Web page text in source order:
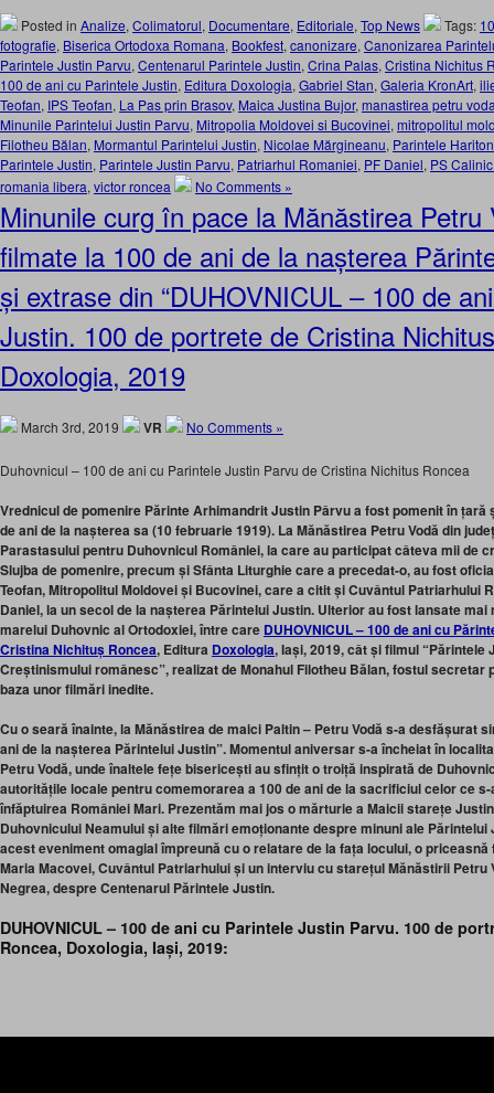
Posted in Analize, Colimatorul, Documentare, Editoriale, Top News Tags:
fotografie, Biserica Ortodoxa Romana, Bookfest, canonizare, Canonizarea
Parintele Justin Parvu, Centenarul Parintele Justin, Crina Palas, Cristina Nichitus
100 de ani cu Parintele Justin, Editura Doxologia, Gabriel Stan, Galeria KronArt,
Teofan, IPS Teofan, La Pas prin Brasov, Maica Justina Bujor, manastirea petru
Minunile Parintelui Justin Parvu, Mitropolia Moldovei si Bucovinei, mitropolitul
Filotheu Bălan, Mormantul Parintelui Justin, Nicolae Mărgineanu, Parintele
Parintele Justin, Parintele Justin Parvu, Patriarhul Romaniei, PF Daniel, PS
romania libera, victor roncea No Comments »
Minunile curg în pace la Mănăstirea Petru
filmate la 100 de ani de la nașterea
și extrase din “DUHOVNICUL – 100 de
Justin. 100 de portrete de Cristina
Doxologia, 2019
March 3rd, 2019 VR No Comments »
Duhovnicul – 100 de ani cu Parintele Justin Parvu de Cristina Nichitus Roncea
Vrednicul de pomenire Părinte Arhimandrit Justin Pârvu a fost pomenit în țară
de ani de la nașterea sa (10 februarie 1919). La Mănăstirea Petru Vodă din
Parastasului pentru Duhovnicul României, la care au participat câteva mii de
Slujba de pomenire, precum și Sfânta Liturghie care a precedat-o, au fost
Teofan, Mitropolitul Moldovei și Bucovinei, care a citit și Cuvântul Patriarhului
Daniel, la un secol de la nașterea Părintelui Justin. Ulterior au fost lansate
marelui Duhovnic al Ortodoxiei, între care DUHOVNICUL – 100 de ani cu
Cristina Nichituș Roncea, Editura Doxologia, Iași, 2019, cât și filmul
Creștinismului românesc”, realizat de Monahul Filotheu Bălan, fostul secretar
baza unor filmări inedite.
Cu o seară înainte, la Mănăstirea de maici Paltin – Petru Vodă s-a desfășurat
ani de la nașterea Părintelui Justin”. Momentul aniversar s-a încheiat în
Petru Vodă, unde înaltele fețe bisericești au sfințit o troiță inspirată de
autoritățile locale pentru comemorarea a 100 de ani de la sacrificiul celor ce
înfăptuirea României Mari. Prezentăm mai jos o mărturiea Maicii starețe
Duhovnicului Neamului și alte filmări emoționante despre minuni ale
acest eveniment omagial împreună cu o relatare de la fața locului, o
Maria Macovei, Cuvântul Patriarhului și un interviu cu starețul Mănăstirii Petru
Negrea, despre Centenarul Părintele Justin.
DUHOVNICUL – 100 de ani cu Parintele Justin Parvu. 100 de
Roncea, Doxologia, Iași, 2019: